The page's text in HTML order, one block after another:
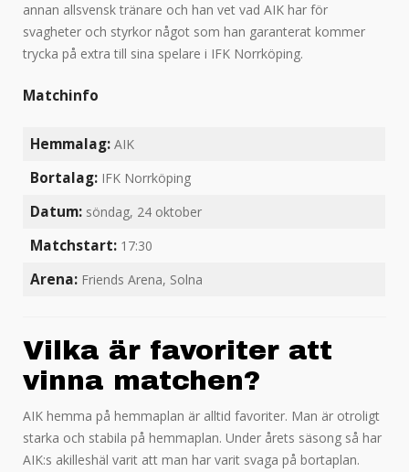
annan allsvensk tränare och han vet vad AIK har för
svagheter och styrkor något som han garanterat kommer
trycka på extra till sina spelare i IFK Norrköping.
Matchinfo
Hemmalag: AIK
Bortalag: IFK Norrköping
Datum: söndag, 24 oktober
Matchstart: 17:30
Arena: Friends Arena, Solna
Vilka är favoriter att
vinna matchen?
AIK hemma på hemmaplan är alltid favoriter. Man är otroligt
starka och stabila på hemmaplan. Under årets säsong så har
AIK:s akilleshäl varit att man har varit svaga på bortaplan.